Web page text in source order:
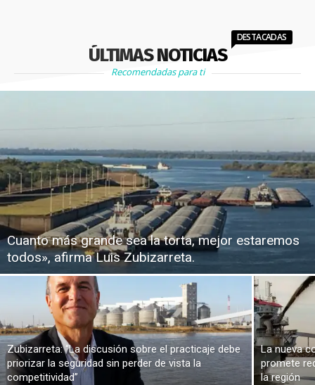
ÚLTIMAS NOTICIAS
DESTACADAS
Recomendadas para ti
Cuanto más grande sea la torta, mejor estaremos
todos», afirma Luis Zubizarreta.
Zubizarreta: “La discusión sobre el practicaje debe
priorizar la seguridad sin perder de vista la
competitividad”
La nueva
promete
la región